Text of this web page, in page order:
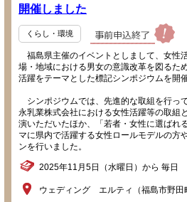
開催しました
くらし・環境
福島県主催のイベントとしまして、女性
場・地域における男女の意識改革を図るた
活躍をテーマとした標記シンポジウムを開
シンポジウムでは、先進的な取組を行っ
永乳業株式会社における女性活躍等の取組
演いただいたほか、「若者・女性に選ばれ
マに県内で活躍する女性ロールモデルの方
ンを行いました。
2025年11月5日（水曜日）から 毎日
ウェディング エルティ（福島市野田